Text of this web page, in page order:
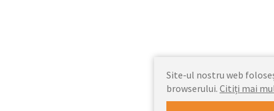
Site-ul nostru web
browserului. Citiți mai